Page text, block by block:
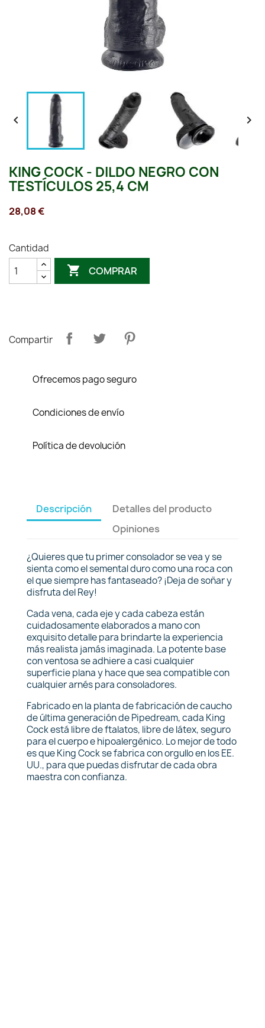
 
KING COCK - DILDO NEGRO CON
TESTÍCULOS 25,4 CM
28,08 €
Cantidad
 COMPRAR
Compartir
Ofrecemos pago seguro
Condiciones de envío
Política de devolución
Descripción
Detalles del producto
Opiniones
¿Quieres que tu primer consolador se vea y se
sienta como el semental duro como una roca con
el que siempre has fantaseado? ¡Deja de soñar y
disfruta del Rey!
Cada vena, cada eje y cada cabeza están
cuidadosamente elaborados a mano con
exquisito detalle para brindarte la experiencia
más realista jamás imaginada. La potente base
con ventosa se adhiere a casi cualquier
superficie plana y hace que sea compatible con
cualquier arnés para consoladores.
Fabricado en la planta de fabricación de caucho
de última generación de Pipedream, cada King
Cock está libre de ftalatos, libre de látex, seguro
para el cuerpo e hipoalergénico. Lo mejor de todo
es que King Cock se fabrica con orgullo en los EE.
UU., para que puedas disfrutar de cada obra
maestra con confianza.